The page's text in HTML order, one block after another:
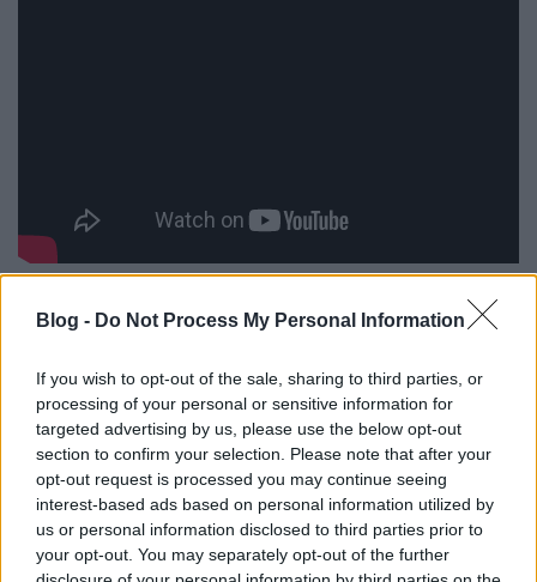
Blog - Do Not Process My Personal Information
If you wish to opt-out of the sale, sharing to third parties, or
processing of your personal or sensitive information for
targeted advertising by us, please use the below opt-out
section to confirm your selection. Please note that after your
opt-out request is processed you may continue seeing
interest-based ads based on personal information utilized by
us or personal information disclosed to third parties prior to
your opt-out. You may separately opt-out of the further
A koronavírus-járvány nemcsak a mindennapokra,
de rengeteg szakmára, munkavállalóra is hatással
ezen szeretne enyhíteni, segítve a zene-, illetve a
filmipart.Győrffy Mátéalpolgármester
kezdeményezésére a koronavírus-járvány miatt
elmaradó Teréz napi rendezvénysorozatra szánt
összeget a zenészek, filmesek megsegítésére fordítja
az önkormányzat.
A pályázat keretében összesen10 millió forint